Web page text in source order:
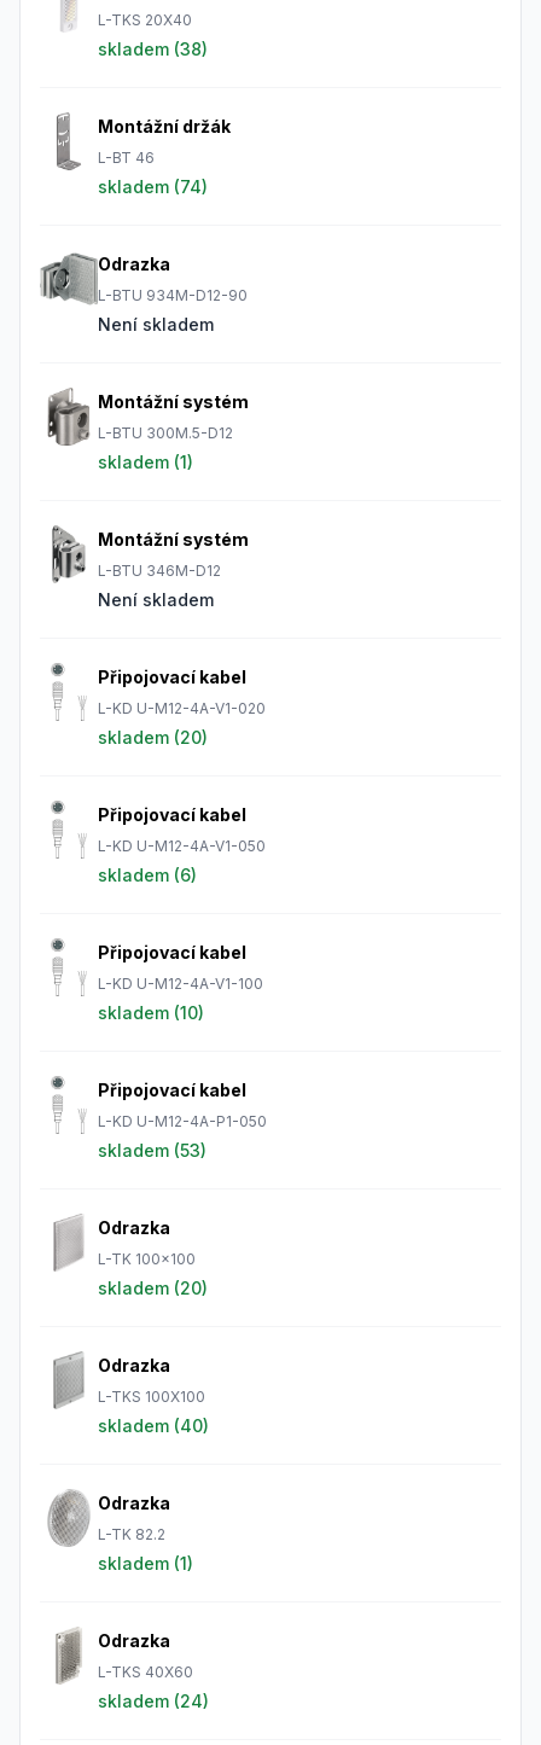
L-TKS 20X40
skladem (38)
Montážní držák
L-BT 46
skladem (74)
Odrazka
L-BTU 934M-D12-90
Není skladem
Montážní systém
L-BTU 300M.5-D12
skladem (1)
Montážní systém
L-BTU 346M-D12
Není skladem
Připojovací kabel
L-KD U-M12-4A-V1-020
skladem (20)
Připojovací kabel
L-KD U-M12-4A-V1-050
skladem (6)
Připojovací kabel
L-KD U-M12-4A-V1-100
skladem (10)
Připojovací kabel
L-KD U-M12-4A-P1-050
skladem (53)
Odrazka
L-TK 100x100
skladem (20)
Odrazka
L-TKS 100X100
skladem (40)
Odrazka
L-TK 82.2
skladem (1)
Odrazka
L-TKS 40X60
skladem (24)